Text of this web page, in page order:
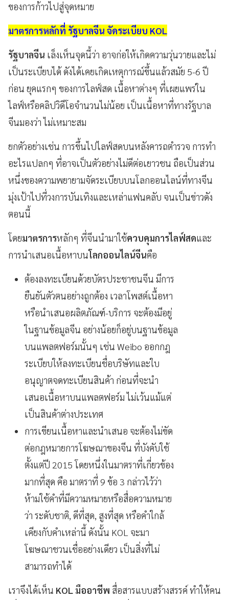
ของการก้าวไปสู่จุดหมาย
มาตรการหลักที่ รัฐบาลจีน จัดระเบียบ KOL
รัฐบาลจีน เล็งเห็นจุดนี้ว่า อาจก่อให้เกิดความวุ่นวายและไม่
เป็นระเบียบได้ ดังได้เคยเกิดเหตุการณ์ขึ้นแล้วสมัย 5-6 ปี
ก่อน ยุคแรกๆ ของการไลฟ์สด เนื้อหาต่างๆ ที่เผยแพร่ใน
ไลฟ์หรือคลิปวิดีโอจำนวนไม่น้อย เป็นเนื้อหาที่ทางรัฐบาล
จีนมองว่า ไม่เหมาะสม
ยกตัวอย่างเช่น การขึ้นไปไลฟ์สดบนหลังคารถตำรวจ การทำ
อะไรแปลกๆ ที่อาจเป็นตัวอย่างไม่ดีต่อเยาวชน ถือเป็นส่วน
หนึ่งของความพยายามจัดระเบียบบนโลกออนไลน์ที่ทางจีน
มุ่งเป้าไปที่วงการบันเทิงและเหล่าแฟนคลับ จนเป็นข่าวดัง
ตอนนี้
โดยมาตรการหลักๆ ที่จีนนำมาใช้ควบคุมการไลฟ์สดและ
การนำเสนอเนื้อหาบนโลกออนไลน์จีนคือ
ต้องลงทะเบียนด้วยบัตรประชาชนจีน มีการ
ยืนยันตัวตนอย่างถูกต้อง เวลาโพสต์เนื้อหา
หรือนำเสนอผลิตภัณฑ์-บริการ จะต้องมีอยู่
ในฐานข้อมูลจีน อย่างน้อยก็อยู่บนฐานข้อมูล
บนแพลตฟอร์มนั้นๆ เช่น Weibo ออกกฎ
ระเบียบให้ลงทะเบียนชื่อบริษัทและใบ
อนุญาตจดทะเบียนสินค้า ก่อนที่จะนำ
เสนอเนื้อหาบนแพลตฟอร์ม ไม่เว้นแม้แต่
เป็นสินค้าต่างประเทศ
การเขียนเนื้อหาและนำเสนอ จะต้องไม่ขัด
ต่อกฎหมายการโฆษณาของจีน ที่บังคับใช้
ตั้งแต่ปี 2015 โดยหนึ่งในมาตราที่เกี่ยวข้อง
มากที่สุด คือ มาตราที่ 9 ข้อ 3 กล่าวไว้ว่า
ห้ามใช้คำที่มีความหมายหรือสื่อความหมาย
ว่า ระดับชาติ, ดีที่สุด, สูงที่สุด หรือคำใกล้
เคียงกับคำเหล่านี้ ดังนั้น KOL จะมา
โฆษณาชวนเชื่ออย่างเดียว เป็นสิ่งที่ไม่
สามารถทำได้
เราจึงได้เห็น KOL มืออาชีพ สื่อสารแบบสร้างสรรค์ ทำให้คน